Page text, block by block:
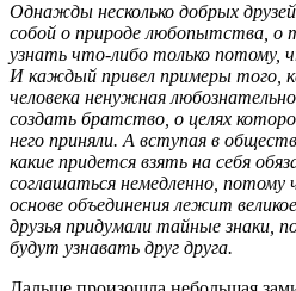
Однажды несколько добрых
собой о природе любопытства,
узнать что-либо только потому,
И каждый привел примеры того,
человека ненужная
создать братство, о целях
него приняли. А вступая в
какие придется взять на себя
соглашаться немедленно,
основе объединения лежит
друзья придумали тайные знаки,
будут узнавать друг друга.